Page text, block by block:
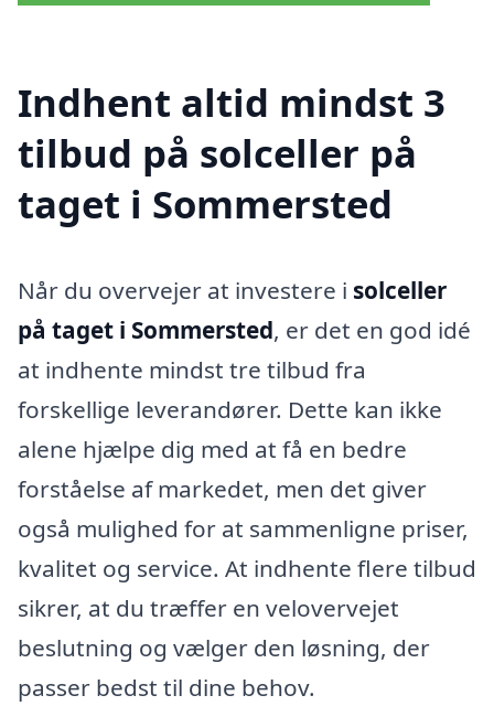
Indhent altid mindst 3
tilbud på solceller på
taget i Sommersted
Når du overvejer at investere i solceller
på taget i Sommersted, er det en god idé
at indhente mindst tre tilbud fra
forskellige leverandører. Dette kan ikke
alene hjælpe dig med at få en bedre
forståelse af markedet, men det giver
også mulighed for at sammenligne priser,
kvalitet og service. At indhente flere tilbud
sikrer, at du træffer en velovervejet
beslutning og vælger den løsning, der
passer bedst til dine behov.